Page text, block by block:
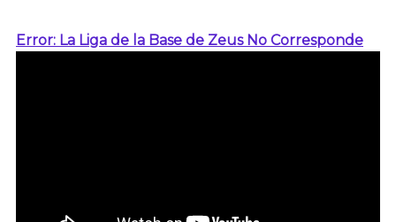
Error: La Liga de la Base de Zeus No Corresponde